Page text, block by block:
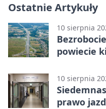
Ostatnie Artykuły
10 sierpnia
powiecie
10 sierpnia
prawo